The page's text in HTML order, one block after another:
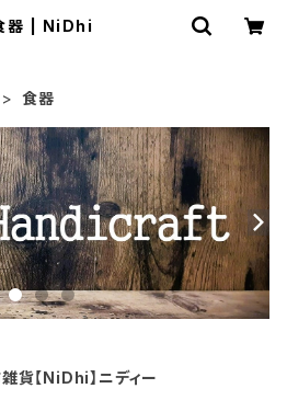
器 | NiDhi
食器
貨【NiDhi】ニディー